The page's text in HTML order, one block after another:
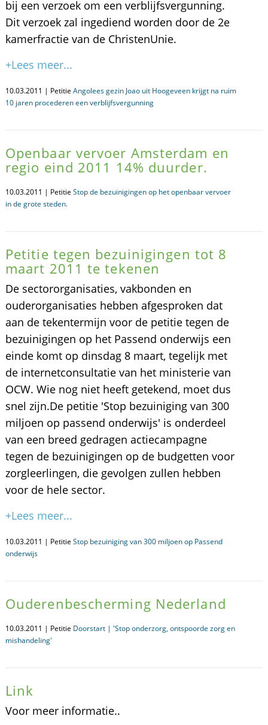
bij een verzoek om een verblijfsvergunning.
Dit verzoek zal ingediend worden door de 2e
kamerfractie van de ChristenUnie.
+Lees meer...
10.03.2011 | Petitie Angolees gezin Joao uit Hoogeveen krijgt na ruim
10 jaren procederen een verblijfsvergunning
Openbaar vervoer Amsterdam en
regio eind 2011 14% duurder.
10.03.2011 | Petitie Stop de bezuinigingen op het openbaar vervoer
in de grote steden.
Petitie tegen bezuinigingen tot 8
maart 2011 te tekenen
De sectororganisaties, vakbonden en
ouderorganisaties hebben afgesproken dat
aan de tekentermijn voor de petitie tegen de
bezuinigingen op het Passend onderwijs een
einde komt op dinsdag 8 maart, tegelijk met
de internetconsultatie van het ministerie van
OCW. Wie nog niet heeft getekend, moet dus
snel zijn.De petitie 'Stop bezuiniging van 300
miljoen op passend onderwijs' is onderdeel
van een breed gedragen actiecampagne
tegen de bezuinigingen op de budgetten voor
zorgleerlingen, die gevolgen zullen hebben
voor de hele sector.
+Lees meer...
10.03.2011 | Petitie Stop bezuiniging van 300 miljoen op Passend
onderwijs
Ouderenbescherming Nederland
10.03.2011 | Petitie Doorstart | 'Stop onderzorg, ontspoorde zorg en
mishandeling'
Link
Voor meer informatie..